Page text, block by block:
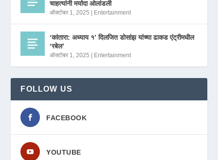
चाहत्यांनी मर्यादा ओलांडली
ऑक्टोबर 1, 2025 | Entertainment
‘कांतारा: अध्याय १’ दिलजित डोसांझ यांच्या ढाकड एंट्रीमधील
‘रबेल’
ऑक्टोबर 1, 2025 | Entertainment
FOLLOW US
FACEBOOK
YOUTUBE